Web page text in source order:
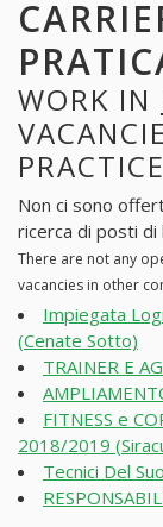
WORK IN
PRACTICE
Non ci sono
ricerca di posti
There are not any
vacancies in other
Impiegata
(Cenate Sotto)
TRAINER E
FITNESS e
2018/2019
Tecnici Del